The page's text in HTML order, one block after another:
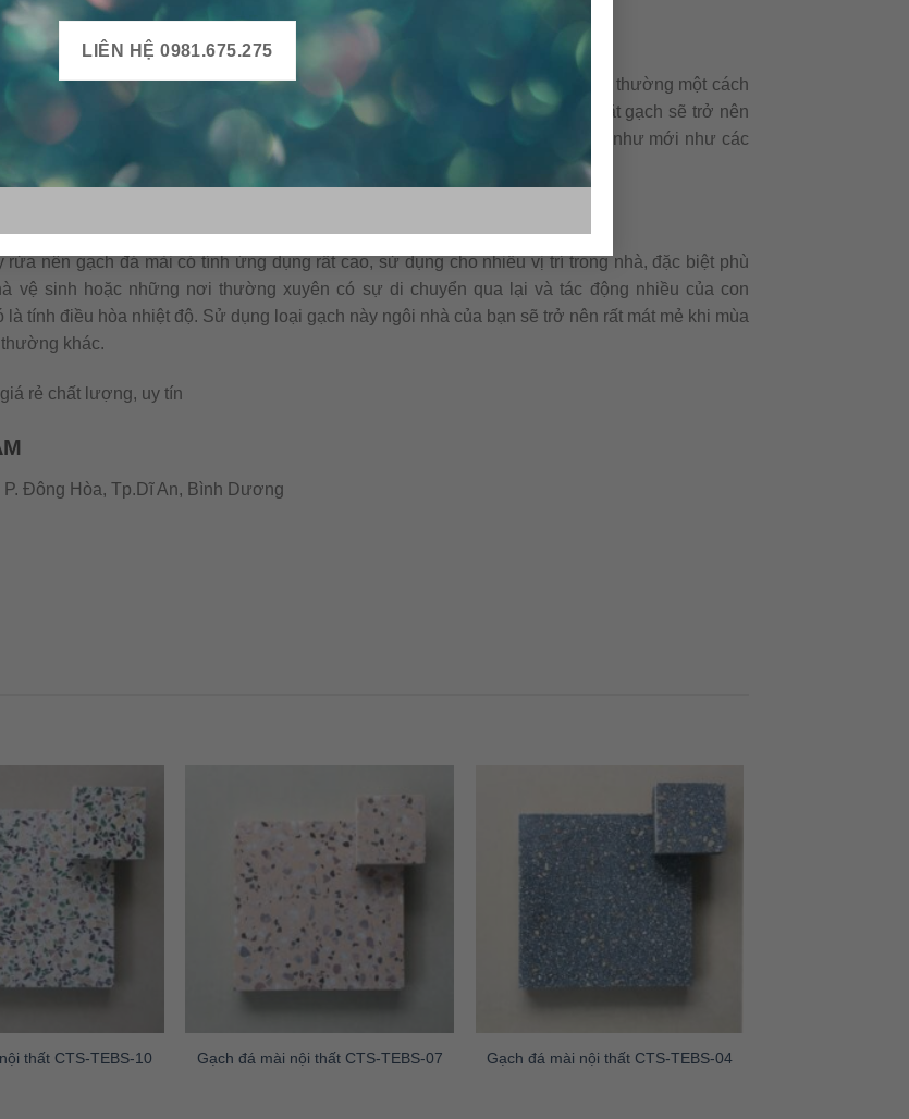
LIÊN HỆ 0981.675.275
cũng đễ dàng làm sạch vết bẩn trên bề mặt với nước và chất tẩy rửa thông thường một cách
gian, công sức, mọi vết bẩn trên gạch sẽ bị thổi bay ngay lập tức và bề mặt gạch sẽ trở nên
công chăm sóc hay thực hiện bảo dưỡng tốn kém để giữ gạch đẹp và luôn như mới như các
nên gạch đá mài có tính ứng dụng rất cao, sử dụng cho nhiều vị trí trong nhà, đặc biệt phù
vệ sinh hoặc những nơi thường xuyên có sự di chuyển qua lại và tác động nhiều của con
tính điều hòa nhiệt độ. Sử dụng loại gạch này ngôi nhà của bạn sẽ trở nên rất mát mẻ khi mùa
khác.
rẻ chất lượng, uy tín
Đông Hòa, Tp.Dĩ An, Bình Dương
thất CTS-TEBS-10 Gạch đá mài nội thất CTS-TEBS-07 Gạch đá mài nội thất CTS-TEBS-04